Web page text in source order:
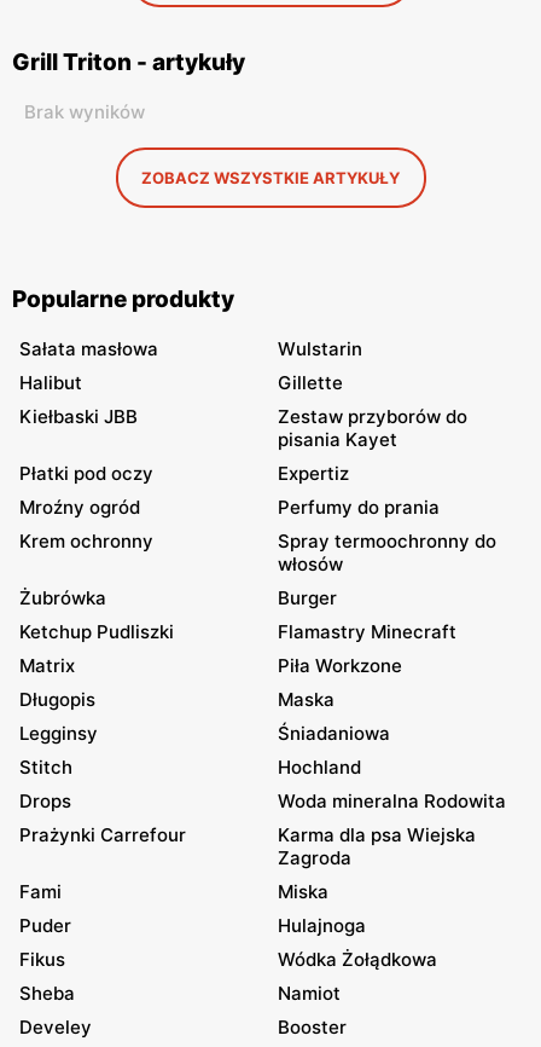
Grill Triton - artykuły
Brak wyników
ZOBACZ WSZYSTKIE ARTYKUŁY
Popularne produkty
Sałata masłowa
Wulstarin
Halibut
Gillette
Kiełbaski JBB
Zestaw przyborów do
pisania Kayet
Płatki pod oczy
Expertiz
Mroźny ogród
Perfumy do prania
Krem ochronny
Spray termoochronny do
włosów
Żubrówka
Burger
Ketchup Pudliszki
Flamastry Minecraft
Matrix
Piła Workzone
Długopis
Maska
Legginsy
Śniadaniowa
Stitch
Hochland
Drops
Woda mineralna Rodowita
Prażynki Carrefour
Karma dla psa Wiejska
Zagroda
Fami
Miska
Puder
Hulajnoga
Fikus
Wódka Żołądkowa
Sheba
Namiot
Develey
Booster